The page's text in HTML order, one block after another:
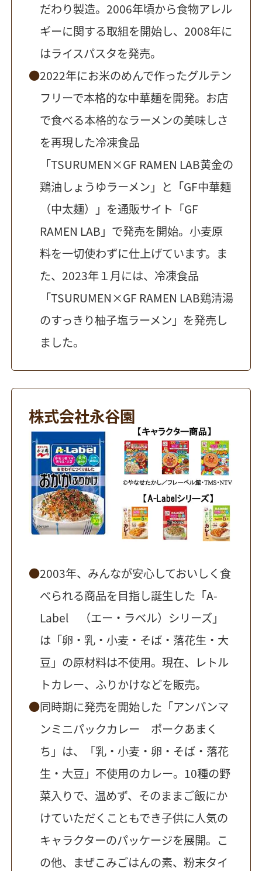
だわり製造。2006年頃から食物アレル
ギーに関する取組を開始し、2008年に
はライスパスタを発売。
2022年にお米のめんで作ったグルテン
フリーで本格的な中華麺を開発。お店
で食べる本格的なラーメンの美味しさ
を再現した冷凍食品
「TSURUMEN×GF RAMEN LAB黄金の
鶏油しょうゆラーメン」と「GF中華麺
（中太麺）」を通販サイト「GF
RAMEN LAB」で発売を開始。小麦原
料を一切使わずに仕上げています。ま
た、2023年１月には、冷凍食品
「TSURUMEN×GF RAMEN LAB鶏清湯
のすっきり柚子塩ラーメン」を発売し
ました。
株式会社永谷園
2003年、みんなが安心しておいしく食
べられる商品を目指し誕生した「A-
Label （エー・ラベル）シリーズ」
は「卵・乳・小麦・そば・落花生・大
豆」の原材料は不使用。現在、レトル
トカレー、ふりかけなどを販売。
同時期に発売を開始した「アンパンマ
ンミニパックカレー ポークあまく
ち」は、「乳・小麦・卵・そば・落花
生・大豆」不使用のカレー。10種の野
菜入りで、温めず、そのままご飯にか
けていただくこともでき子供に人気の
キャラクターのパッケージを展開。こ
の他、まぜこみごはんの素、粉末タイ